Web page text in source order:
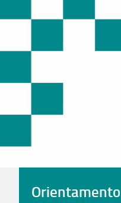
Orientamento